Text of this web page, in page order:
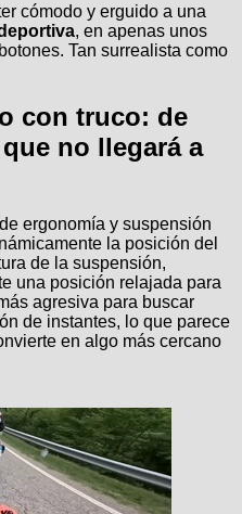
cómodo y erguido a una
, en apenas unos
Tan surrealista como
con truco: de
no llegará a
ergonomía y suspensión
la posición del
de la suspensión,
una posición relajada para
agresiva para buscar
de instantes, lo que parece
en algo más cercano